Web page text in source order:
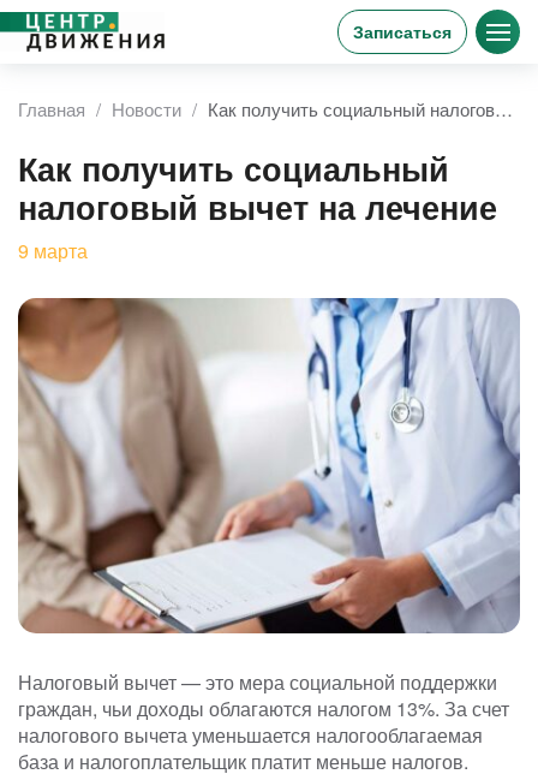
Записаться
Главная Новости Как получить социальный налоговый вычет на лечение
Как получить социальный
налоговый вычет на лечение
9 марта
Налоговый вычет — это мера социальной поддержки
граждан, чьи доходы облагаются налогом 13%. За счет
налогового вычета уменьшается налогооблагаемая
база и налогоплательщик платит меньше налогов.